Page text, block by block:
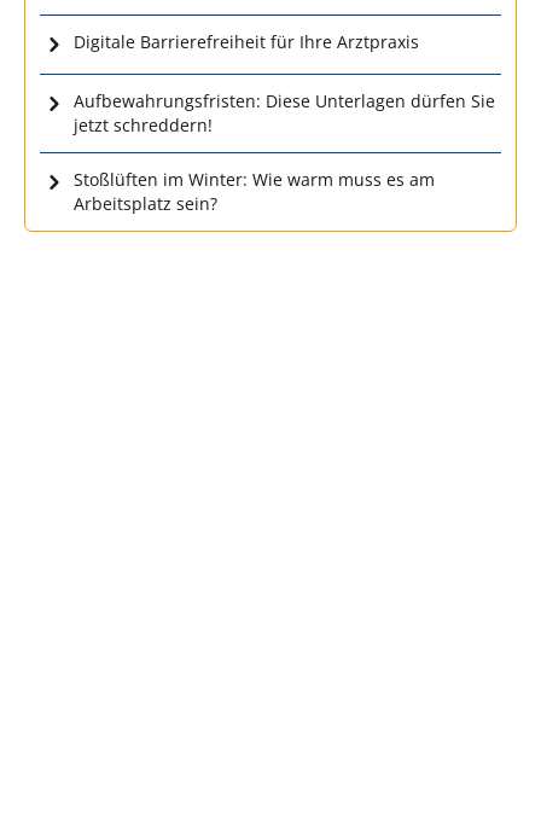
Digitale Barrierefreiheit für Ihre Arztpraxis
Aufbewahrungsfristen: Diese Unterlagen dürfen Sie
jetzt schreddern!
Stoßlüften im Winter: Wie warm muss es am
Arbeitsplatz sein?